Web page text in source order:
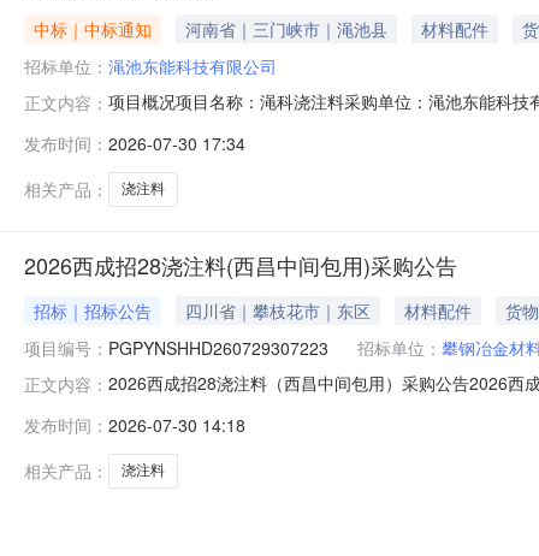
中标｜中标通知 河南省｜三门峡市｜渑池县 材料配件
招标单位： 渑池东能科技有限公司
正文内容： 项目概况项目名称：渑科浇注料采购单位：渑池东能科
发布时间： 2026-07-30 17:34
相关产品：
浇注料
2026西成招28浇注料(西昌中间包用)采购公告
招标｜招标公告 四川省｜攀枝花市｜东区 材料配件
货物
项目编号： PGPYNSHHD260729307223 招标单位： 攀钢冶金材
正文内容： 2026西成招28浇注料（西昌中间包用）采购公告2026西
称：2026西成招28浇注料（西昌中间包用）2.2采购失
许联
发布时间： 2026-07-30 14:18
相关产品：
浇注料